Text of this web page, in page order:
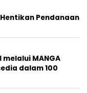
Pendanaan
MANGA
dalam 100